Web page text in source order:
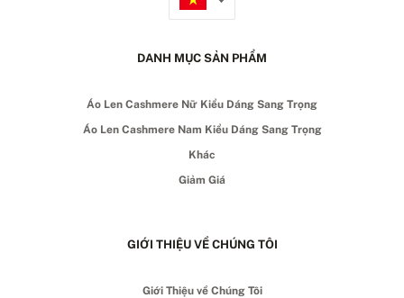
DANH MỤC SẢN PHẨM
Áo Len Cashmere Nữ Kiểu Dáng Sang Trọng
Áo Len Cashmere Nam Kiểu Dáng Sang Trọng
Khác
Giảm Giá
GIỚI THIỆU VỀ CHÚNG TÔI
Giới Thiệu về Chúng Tôi